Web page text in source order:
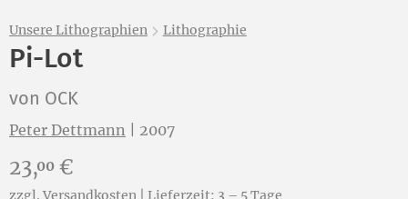
Unsere Lithographien Lithographie
Pi-Lot
von OCK
Peter Dettmann 2007
Preis:
23,00 €
zzgl. Versandkosten | Lieferzeit: 3 – 5 Tage